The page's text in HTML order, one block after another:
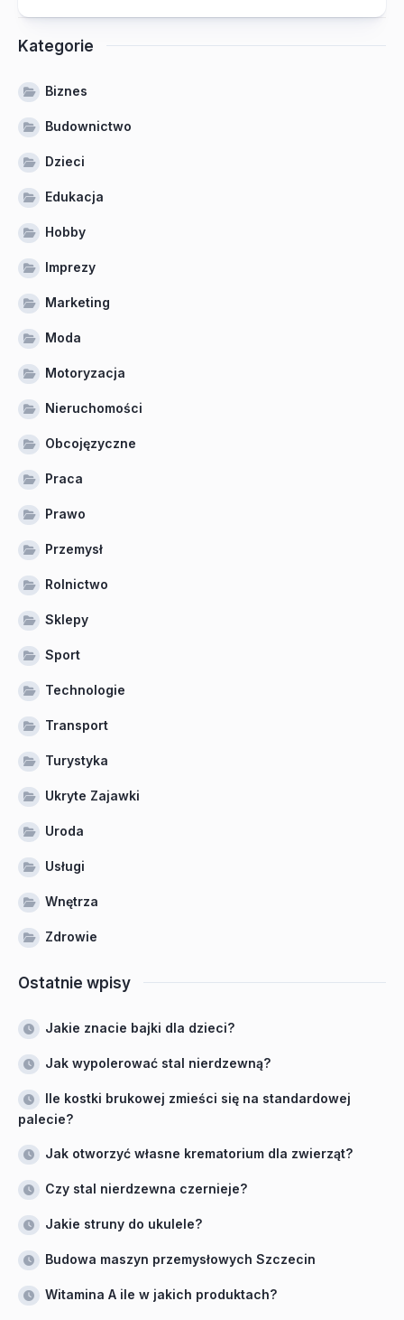
Kategorie
Biznes
Budownictwo
Dzieci
Edukacja
Hobby
Imprezy
Marketing
Moda
Motoryzacja
Nieruchomości
Obcojęzyczne
Praca
Prawo
Przemysł
Rolnictwo
Sklepy
Sport
Technologie
Transport
Turystyka
Ukryte Zajawki
Uroda
Usługi
Wnętrza
Zdrowie
Ostatnie wpisy
Jakie znacie bajki dla dzieci?
Jak wypolerować stal nierdzewną?
Ile kostki brukowej zmieści się na standardowej
palecie?
Jak otworzyć własne krematorium dla zwierząt?
Czy stal nierdzewna czernieje?
Jakie struny do ukulele?
Budowa maszyn przemysłowych Szczecin
Witamina A ile w jakich produktach?